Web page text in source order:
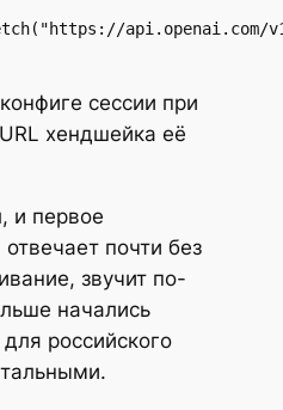
api.openai.com/
сессии при
хендшейка её
и первое
почти без
звучит по-
начались
российского